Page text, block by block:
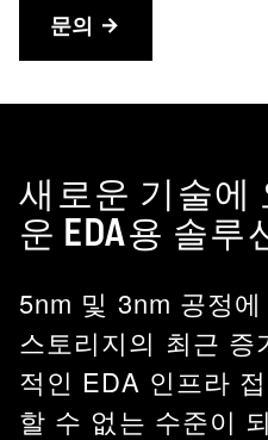
문의
새로운 기술에
운 EDA용 솔루
5nm 및 3nm 공정
스토리지의 최근
적인 EDA 인프라
할 수 없는 수준이